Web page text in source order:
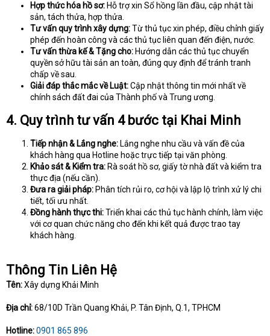
Hợp thức hóa hồ sơ: Hỗ trợ xin Sổ hồng lần đầu, cập nhật tài
sản, tách thửa, hợp thửa.
Tư vấn quy trình xây dựng:Từ thủ tục xin phép, điều chỉnh giấy
phép đến hoàn công và các thủ tục liên quan đến điện, nước.
Tư vấn thừa kế & Tặng cho: Hướng dẫn các thủ tục chuyển
quyền sở hữu tài sản an toàn, đúng quy định để tránh tranh
chấp về sau.
Giải đáp thắc mắc về Luật:Cập nhật thông tin mới nhất về
chính sách đất đai của Thành phố và Trung ương.
4. Quy trình tư vấn 4 bước tại Khai Minh
Tiếp nhận & Lắng nghe: Lắng nghe nhu cầu và vấn đề của
khách hàng qua Hotline hoặc trực tiếp tại văn phòng.
Khảo sát & Kiểm tra: Rà soát hồ sơ, giấy tờ nhà đất và kiểm tra
thực địa (nếu cần).
Đưa ra giải pháp: Phân tích rủi ro, cơ hội và lập lộ trình xử lý chi
tiết, tối ưu nhất.
Đồng hành thực thi:Triển khai các thủ tục hành chính, làm việc
với cơ quan chức năng cho đến khi kết quả được trao tay
khách hàng.
Thông Tin Liên Hệ
Tên:Xây dựng Khải Minh
Địa chỉ:68/10D Trần Quang Khải, P. Tân Định, Q.1, TPHCM
Hotline:0901 865 896